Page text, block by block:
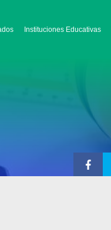
Instituciones Educativas